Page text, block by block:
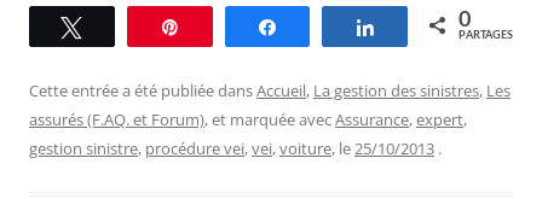
Partagez 0
PARTAGES
Cette entrée a été publiée dansAccueil, La gestion des sinistres, Les
assurés (F.AQ. et Forum), et marquée avecAssurance,expert,
gestion sinistre, procédure vei,vei,voiture, le25/10/2013 .